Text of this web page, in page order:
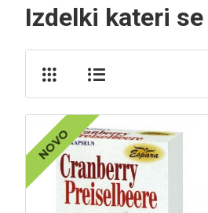
Izdelki kateri
NOVO